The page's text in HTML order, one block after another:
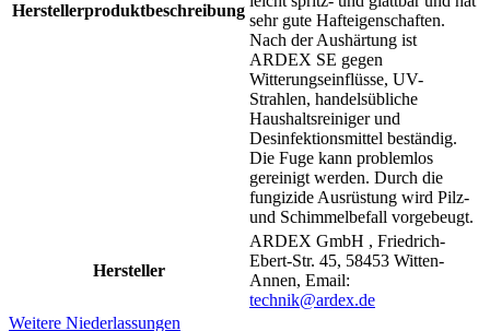
Herstellerproduktbeschreibung
sehr gute Hafteigenschaften.
Nach der Aushärtung ist
ARDEX SE gegen
Witterungseinflüsse, UV-
Strahlen, handelsübliche
Haushaltsreiniger und
Desinfektionsmittel beständig.
Die Fuge kann problemlos
gereinigt werden. Durch die
fungizide Ausrüstung wird Pilz-
und Schimmelbefall vorgebeugt.
Hersteller
ARDEX GmbH , Friedrich-
Ebert-Str. 45, 58453 Witten-
Annen, Email:
technik@ardex.de
Weitere Niederlassungen